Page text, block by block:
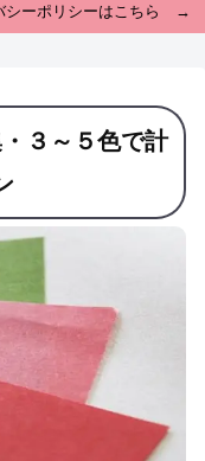
シーポリシーはこちら →
３～５色で計